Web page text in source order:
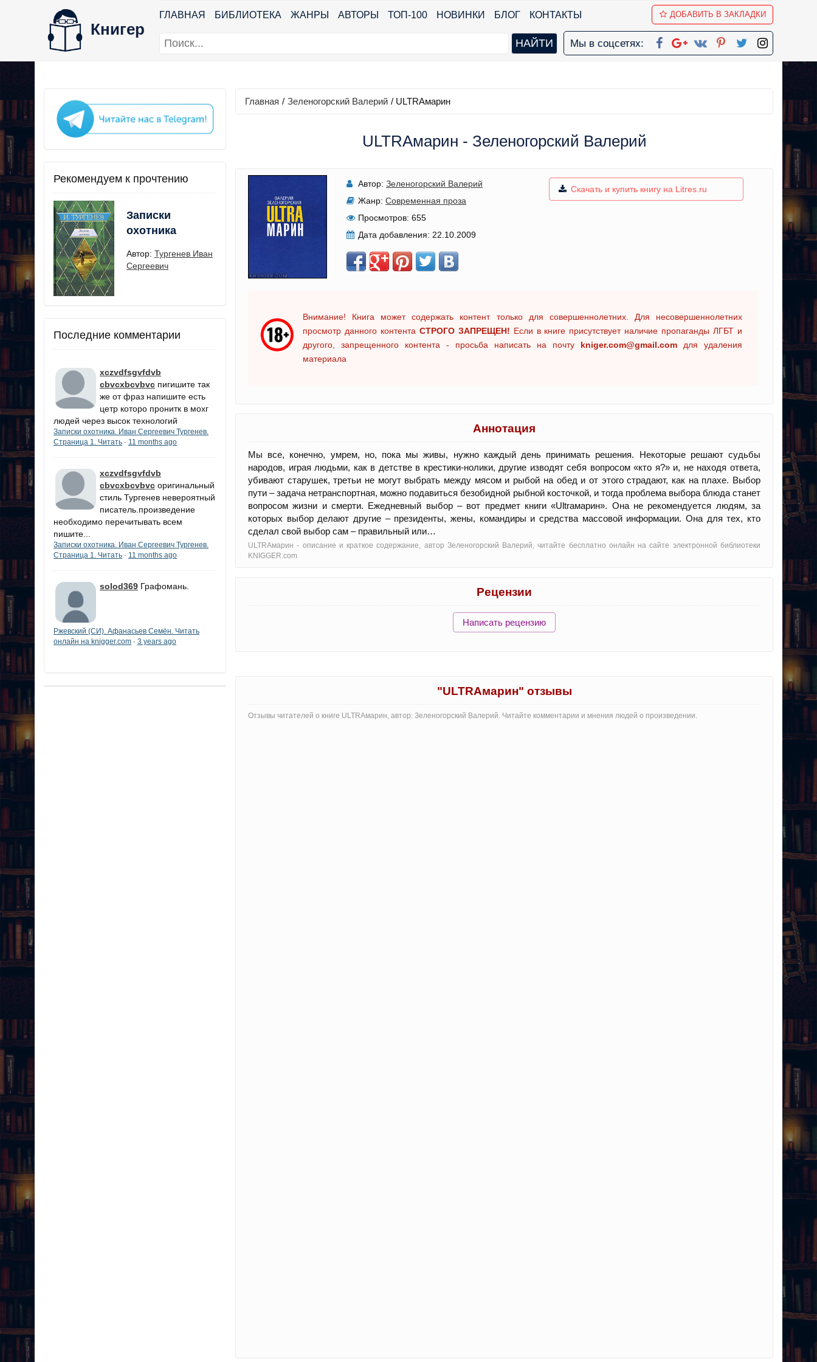
Книгер
ГЛАВНАЯ БИБЛИОТЕКА ЖАНРЫ АВТОРЫ ТОП-100 НОВИНКИ БЛОГ КОНТАКТЫ ДОБАВИТЬ В ЗАКЛАДКИ
Мы в соцсетях:
Рекомендуем к прочтению
Записки
охотника
Автор: Тургенев Иван
Сергеевич
Последние комментарии
xczvdfsgvfdvb
cbvcxbcvbvc пигишите так
же от фраз напишите есть
цетр которо пронитк в мохг
людей через высок технологий
Записки охотника. Иван Сергеевич Тургенев.
Страница 1. Читать · 11 months ago
xczvdfsgvfdvb
cbvcxbcvbvc оригинальный
стиль Тургенев невероятный
писатель.произведение
необходимо перечитывать всем
пишите...
Записки охотника. Иван Сергеевич Тургенев.
Страница 1. Читать · 11 months ago
solod369 Графомань.
Ржевский (СИ). Афанасьев Семён. Читать
онлайн на knigger.com · 3 years ago
Главная / Зеленогорский Валерий / ULTRAмарин
ULTRAмарин - Зеленогорский Валерий
Автор: Зеленогорский Валерий
Жанр: Современная проза
Просмотров: 655
Дата добавления: 22.10.2009
Скачать и купить книгу на Litres.ru
Внимание! Книга может содержать контент только для совершеннолетних. Для несовершеннолетних
просмотр данного контента СТРОГО ЗАПРЕЩЕН! Если в книге присутствует наличие пропаганды ЛГБТ и
другого, запрещенного контента - просьба написать на почту kniger.com@gmail.com для удаления
материала
Аннотация
Мы все, конечно, умрем, но, пока мы живы, нужно каждый день принимать решения. Некоторые решают судьбы
народов, играя людьми, как в детстве в крестики-нолики, другие изводят себя вопросом «кто я?» и, не находя ответа,
убивают старушек, третьи не могут выбрать между мясом и рыбой на обед и от этого страдают, как на плахе. Выбор
пути – задача нетранспортная, можно подавиться безобидной рыбной косточкой, и тогда проблема выбора блюда станет
вопросом жизни и смерти. Ежедневный выбор – вот предмет книги «Ultraмарин». Она не рекомендуется людям, за
которых выбор делают другие – президенты, жены, командиры и средства массовой информации. Она для тех, кто
сделал свой выбор сам – правильный или…
ULTRAмарин - oписание и краткое содержание, автор Зеленогорский Валерий, читайте бесплатно онлайн на сайте электронной библиотеки
KNIGGER.com
Рецензии
Написать рецензию
"ULTRAмарин" отзывы
Отзывы читателей о книге ULTRAмарин, автор: Зеленогорский Валерий. Читайте комментарии и мнения людей о произведении.